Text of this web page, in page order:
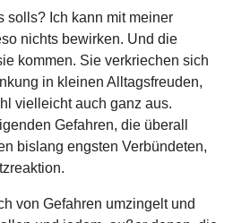
solls? Ich kann mit meiner
nichts bewirken. Und die
kommen. Sie verkriechen sich
in kleinen Alltagsfreuden,
vielleicht auch ganz aus.
Gefahren, die überall
bislang engsten Verbündeten,
von Gefahren umzingelt und